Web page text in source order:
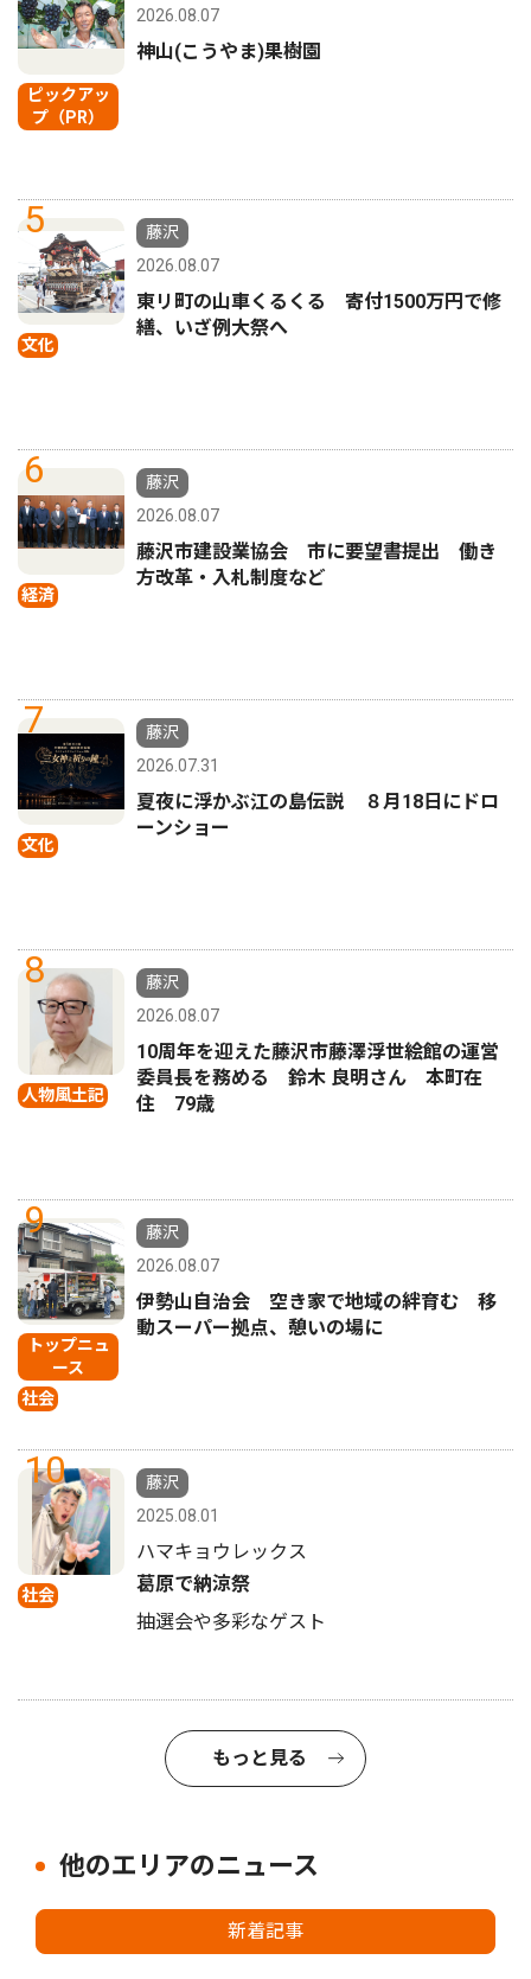
ピックアッ
プ（PR）
2026.08.07
神山(こうやま)果樹園
5
文化
藤沢
2026.08.07
東リ町の山車くるくる 寄付1500万円で修
繕、いざ例大祭へ
6
経済
藤沢
2026.08.07
藤沢市建設業協会 市に要望書提出 働き
方改革・入札制度など
7
文化
藤沢
2026.07.31
夏夜に浮かぶ江の島伝説 ８月18日にドロ
ーンショー
8
人物風土記
藤沢
2026.08.07
10周年を迎えた藤沢市藤澤浮世絵館の運営
委員長を務める 鈴木 良明さん 本町在
住 79歳
9
トップニュ
ース
社会
藤沢
2026.08.07
伊勢山自治会 空き家で地域の絆育む 移
動スーパー拠点、憩いの場に
10
社会
藤沢
2025.08.01
ハマキョウレックス
葛原で納涼祭
抽選会や多彩なゲスト
もっと見る
他のエリアのニュース
新着記事